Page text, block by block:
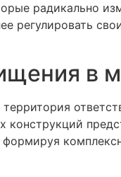
радикально
регулировать
в
конструкций
формируя